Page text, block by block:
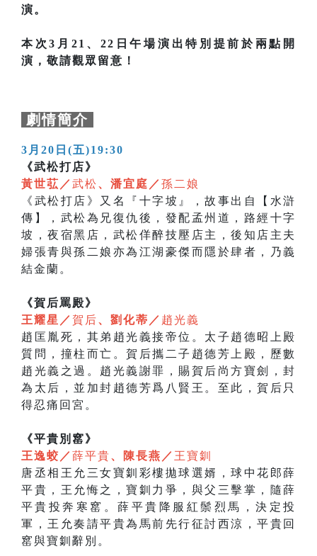
演。
本次3月21、22日午場演出特別提前於兩點開
演，敬請觀眾留意！
劇情簡介
3月20日(五)19:30
《武松打店》
黃世苰／ 武松、潘宜庭／ 孫二娘
《武松打店》又名『十字坡』，故事出自【水滸
傳】，武松為兄復仇後，發配孟州道，路經十字
坡，夜宿黑店，武松佯醉技壓店主，後知店主夫
婦張青與孫二娘亦為江湖豪傑而隱於肆者，乃義
結金蘭。
《賀后罵殿》
王耀星／ 賀后、劉化蒂／ 趙光義
趙匡胤死，其弟趙光義接帝位。太子趙德昭上殿
質問，撞柱而亡。賀后攜二子趙德芳上殿，歷數
趙光義之過。趙光義謝罪，賜賀后尚方寶劍，封
為太后，並加封趙德芳爲八賢王。至此，賀后只
得忍痛回宮。
《平貴別窰》
王逸蛟／ 薛平貴、陳長燕／ 王寶釧
唐丞相王允三女寶釧彩樓拋球選婿，球中花郎薛
平貴，王允悔之，寶釧力爭，與父三擊掌，隨薛
平貴投奔寒窰。薛平貴降服紅鬃烈馬，決定投
軍，王允奏請平貴為馬前先行征討西涼，平貴回
窰與寶釧辭別。